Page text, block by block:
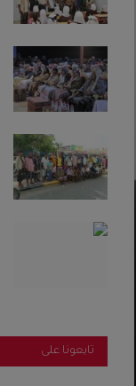
تابعونا على